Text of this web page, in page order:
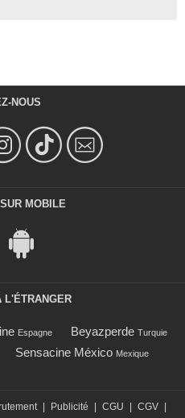
NOUS
MOBILE
L'ÉTRANGER
Espagne Beyazperde Turquie
Sensacine México Mexique
| Publicité | CGU | CGV |